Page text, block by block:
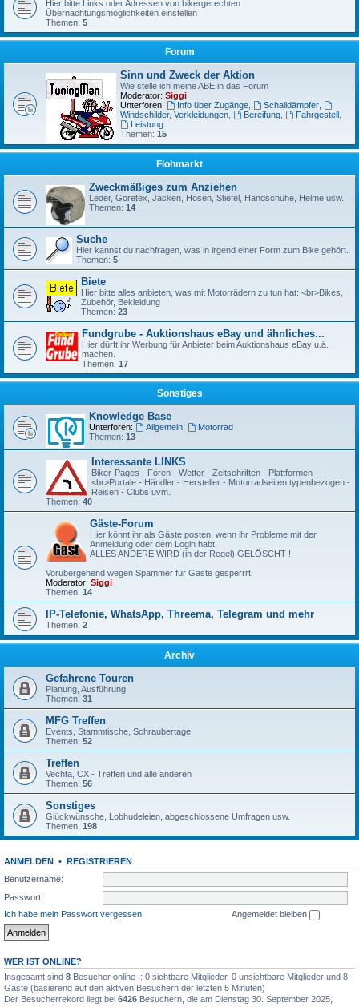
Hier bitte Links oder Adressen von bikergerechten
Übernachtungsmöglichkeiten einstellen
Themen: 5
Forum
Sinn und Zweck der Aktion
Wie stelle ich meine ABE in das Forum
Moderator: Siggi
Unterforen:
Info über Zugänge, Schalldämpfer,
Windschilder, Verkleidungen
Bereifung, Fahrgestell,
Leistung
Themen: 15
Flohmarkt
Zweckmäßiges zum Anziehen
Leder, Goretex, Jacken, Hosen, Stiefel, Handschuhe, Helme usw.
Themen: 14
Suche
Hier kannst du nachfragen, was in irgend einer Form zum Bike gehört.
Themen: 5
Biete
Hier bitte alles anbieten, was mit Motorrädern zu tun hat: <br>Bikes,
Zubehör, Bekleidung
Themen: 23
Fundgrube - Auktionshaus eBay und ähnliches...
Hier dürft ihr Werbung für Anbieter beim Auktionshaus eBay u.ä.
machen.
Themen: 17
Sonstiges
Knowledge Base
Unterforen: Allgemein,
Motorrad
Themen: 13
Interessante LINKS
Biker-Pages - Foren - Wetter - Zeitschriften - Plattformen -
<br>Portale - Händler - Hersteller - Motorradseiten typenbezogen -
Reisen - Clubs uvm.
Themen: 40
Gäste-Forum
Hier könnt ihr als Gäste posten, wenn ihr Probleme mit der
Anmeldung oder dem Login habt.
ALLES ANDERE WIRD (in der Regel) GELÖSCHT !
Vorübergehend wegen Spammer für Gäste gesperrrt.
Moderator: Siggi
Themen: 14
IP-Telefonie, WhatsApp, Threema, Telegram und mehr
Themen: 2
Archiv
Gefahrene Touren
Planung, Ausführung
Themen: 31
MFG Treffen
Events, Stammtische, Schraubertage
Themen: 52
Treffen
Vechta, CX - Treffen und alle anderen
Themen: 56
Sonstiges
Glückwünsche, Lobhudeleien, abgeschlossene Umfragen usw.
Themen: 198
ANMELDEN • REGISTRIEREN
Benutzername:
Passwort:
Ich habe mein Passwort vergessen
Angemeldet bleiben
WER IST ONLINE?
Insgesamt sind 8 Besucher online :: 0 sichtbare Mitglieder, 0 unsichtbare Mitglieder und 8
Gäste (basierend auf den aktiven Besuchern der letzten 5 Minuten)
Der Besucherrekord liegt bei 6426 Besuchern, die am Dienstag 30. September 2025,